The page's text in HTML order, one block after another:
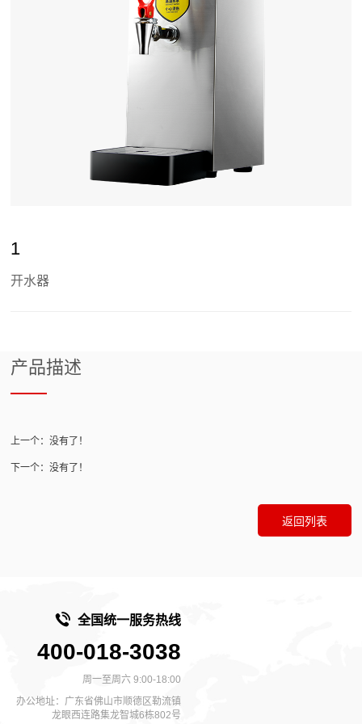
1
开水器
产品描述
上一个：没有了！
下一个：没有了！
返回列表
全国统一服务热线
400-018-3038
周一至周六 9:00-18:00
办公地址：广东省佛山市顺德区勒流镇
龙眼西连路集龙智城6栋802号